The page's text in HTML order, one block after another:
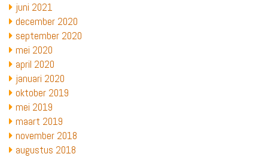
juni 2021
december 2020
september 2020
mei 2020
april 2020
januari 2020
oktober 2019
mei 2019
maart 2019
november 2018
augustus 2018